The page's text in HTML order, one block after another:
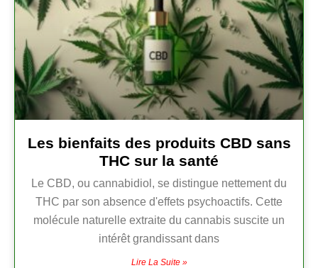
Les bienfaits des produits CBD sans
THC sur la santé
Le CBD, ou cannabidiol, se distingue nettement du
THC par son absence d'effets psychoactifs. Cette
molécule naturelle extraite du cannabis suscite un
intérêt grandissant dans
Lire La Suite »